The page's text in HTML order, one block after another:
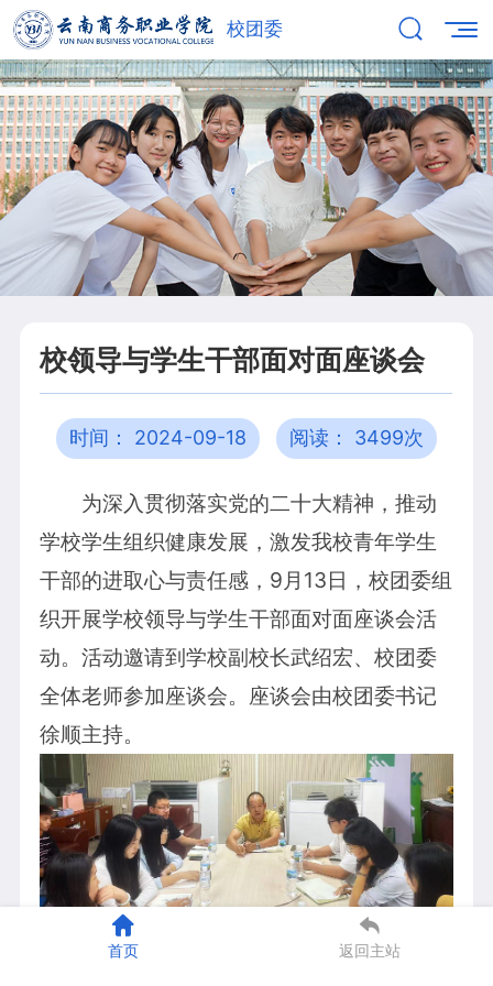
校团委
校领导与学生干部面对面座谈会
时间： 2024-09-18 阅读： 3499次
为深入贯彻落实党的二十大精神，推动
学校学生组织健康发展，激发我校青年学生
干部的进取心与责任感，9月13日，校团委组
织开展学校领导与学生干部面对面座谈会活
动。活动邀请到学校副校长武绍宏、校团委
全体老师参加座谈会。座谈会由校团委书记
徐顺主持。
交流过程中，学生会主席团廖宇叠对过
首页 返回主站